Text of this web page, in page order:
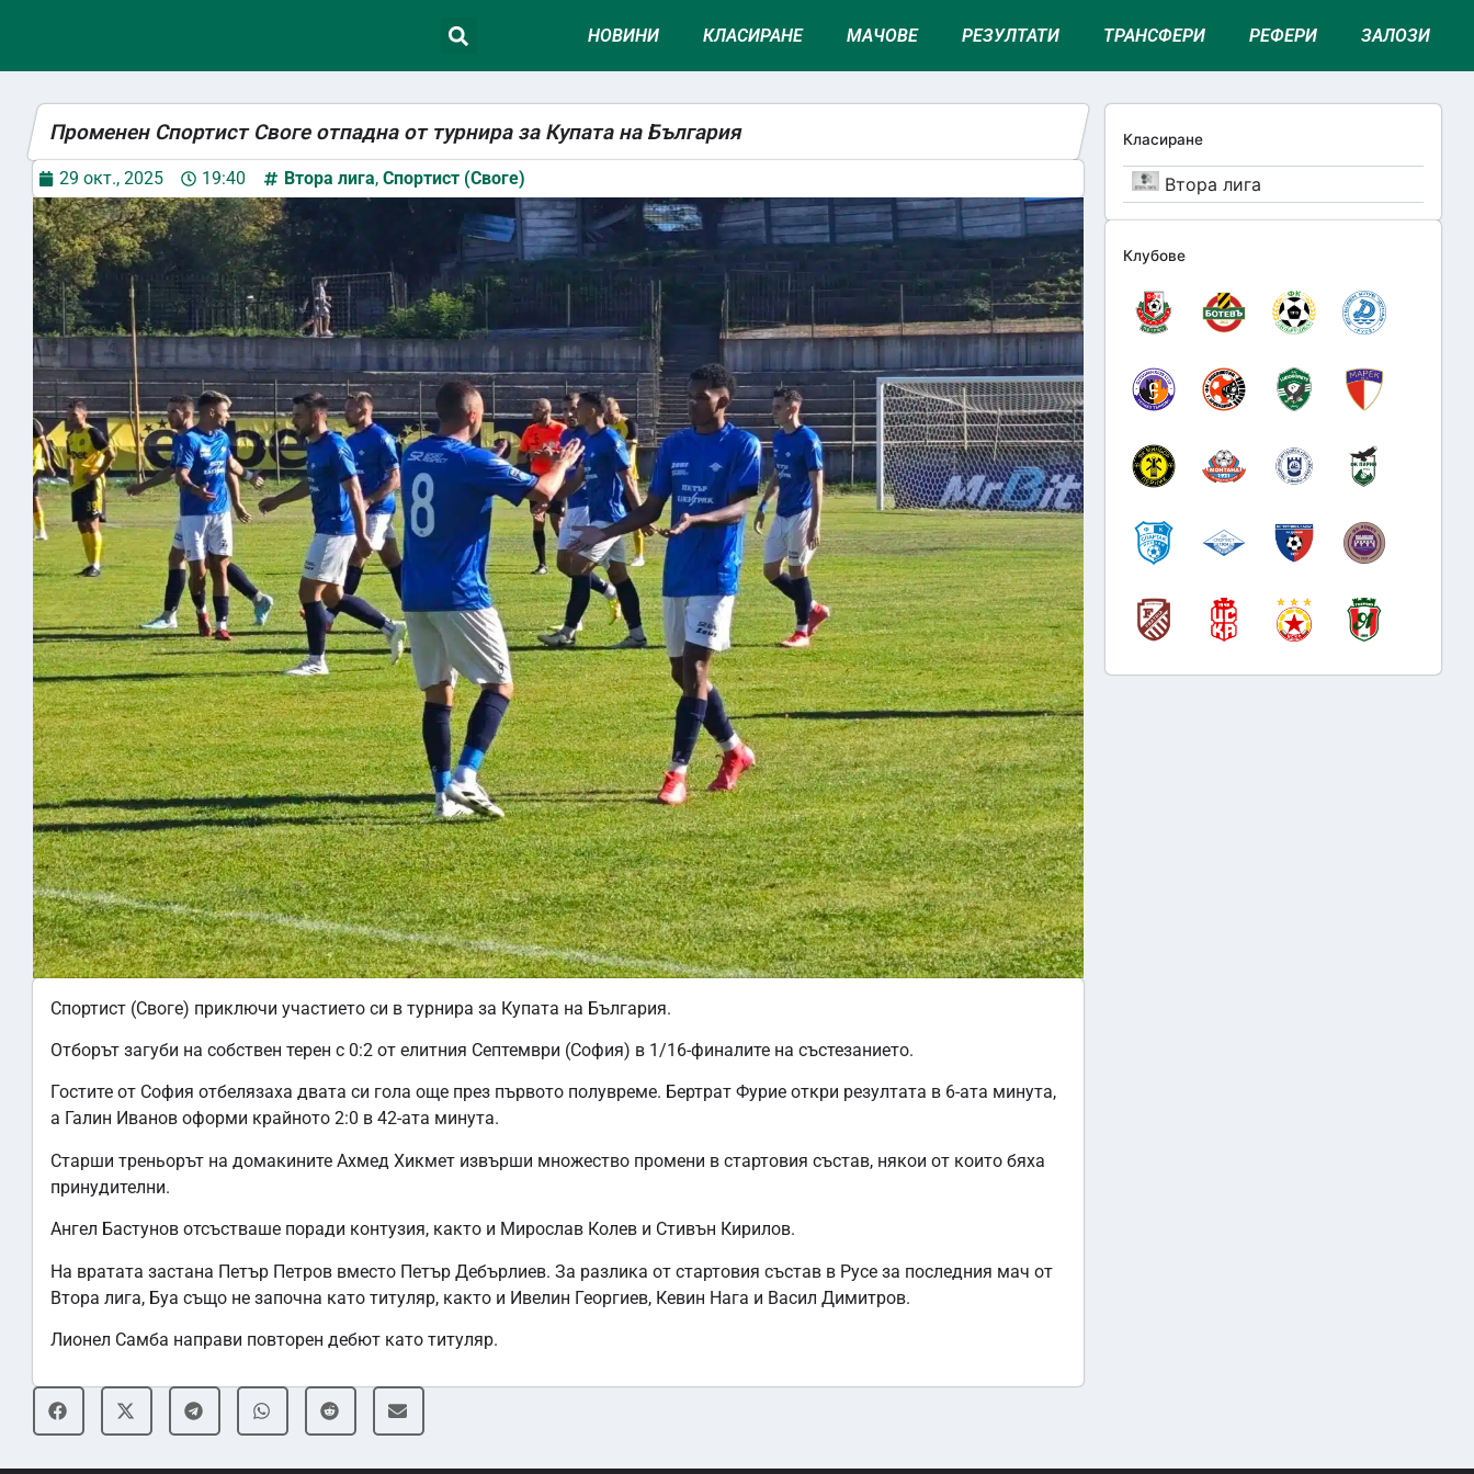
НОВИНИ КЛАСИРАНЕ МАЧОВЕ РЕЗУЛТАТИ ТРАНСФЕРИ РЕФЕРИ ЗАЛОЗИ
Класиране
Втора лига
Клубове
Променен Спортист Своге отпадна от турнира за Купата на България
29 окт., 2025 19:40 Втора лига, Спортист (Своге)
Спортист (Своге) приключи участието си в турнира за Купата на България.
Отборът загуби на собствен терен с 0:2 от елитния Септември (София) в 1/16-финалите на състезанието.
Гостите от София отбелязаха двата си гола още през първото полувреме. Бертрат Фурие откри резултата в 6-ата минута,
а Галин Иванов оформи крайното 2:0 в 42-ата минута.
Старши треньорът на домакините Ахмед Хикмет извърши множество промени в стартовия състав, някои от които бяха
принудителни.
Ангел Бастунов отсъстваше поради контузия, както и Мирослав Колев и Стивън Кирилов.
На вратата застана Петър Петров вместо Петър Дебърлиев. За разлика от стартовия състав в Русе за последния мач от
Втора лига, Буа също не започна като титуляр, както и Ивелин Георгиев, Кевин Нага и Васил Димитров.
Лионел Самба направи повторен дебют като титуляр.